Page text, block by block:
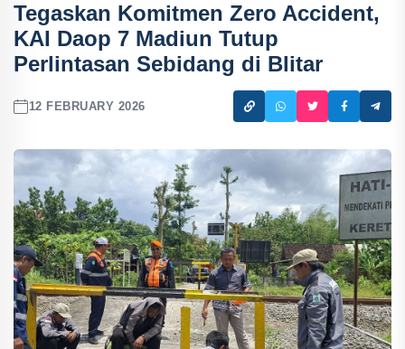
Tegaskan Komitmen Zero Accident,
KAI Daop 7 Madiun Tutup
Perlintasan Sebidang di Blitar
12 FEBRUARY 2026